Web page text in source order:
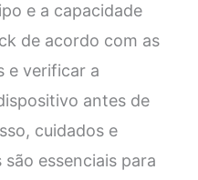
e a capacidade
de acordo com as
e verificar a
antes de
cuidados e
essenciais para